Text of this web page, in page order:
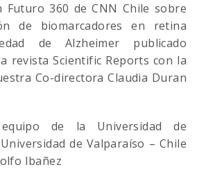
Futuro 360 de CNN Chile sobre
de biomarcadores en retina
de Alzheimer publicado
revista Scientific Reports con la
Co-directora Claudia Duran
equipo de la Universidad de
de Valparaíso – Chile
Ibañez